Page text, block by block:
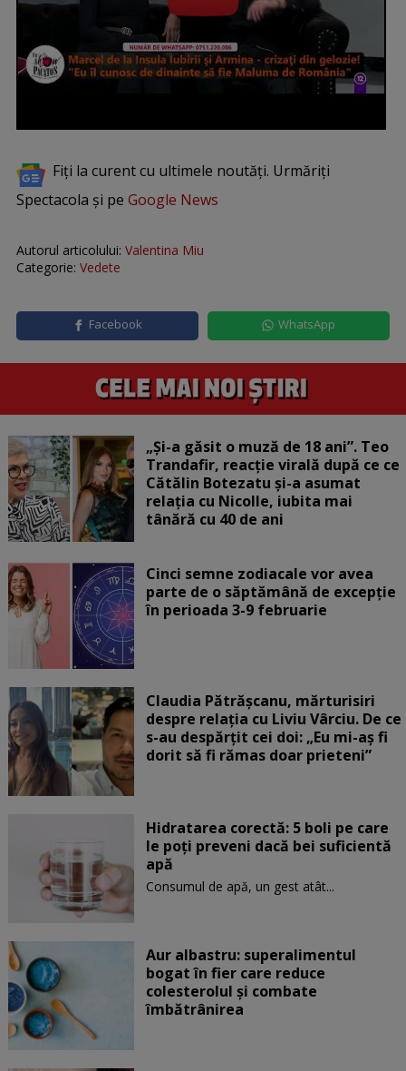
Fiți la curent cu ultimele noutăți. Urmăriți
Spectacola și pe Google News
Autorul articolului: Valentina Miu
Categorie: Vedete
Facebook WhatsApp
„Și-a găsit o muză de 18 ani”. Teo
Trandafir, reacție virală după ce ce
Cătălin Botezatu și-a asumat
relația cu Nicolle, iubita mai
tânără cu 40 de ani
Cinci semne zodiacale vor avea
parte de o săptămână de excepție
în perioada 3-9 februarie
Claudia Pătrășcanu, mărturisiri
despre relația cu Liviu Vârciu. De ce
s-au despărțit cei doi: „Eu mi-aș fi
dorit să fi rămas doar prieteni”
Hidratarea corectă: 5 boli pe care
le poți preveni dacă bei suficientă
apă
Consumul de apă, un gest atât...
Aur albastru: superalimentul
bogat în fier care reduce
colesterolul și combate
îmbătrânirea